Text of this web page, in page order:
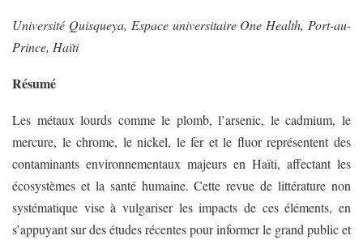
Université Quisqueya, Espace universitaire One Health, Port-au-
Prince, Haïti
Résumé
Les métaux lourds comme le plomb, l’arsenic, le cadmium, le
mercure, le chrome, le nickel, le fer et le fluor représentent des
contaminants environnementaux majeurs en Haïti, affectant les
écosystèmes et la santé humaine. Cette revue de littérature non
systématique vise à vulgariser les impacts de ces éléments, en
s’appuyant sur des études récentes pour informer le grand public et